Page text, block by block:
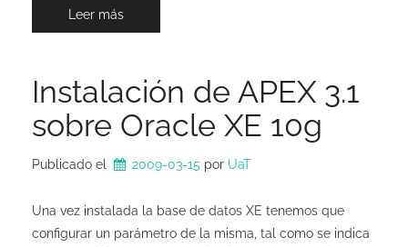
Leer más
Instalación de APEX 3.1
sobre Oracle XE 10g
Publicado el 2009-03-15 por UaT
Una vez instalada la base de datos XE tenemos que
configurar un parámetro de la misma, tal como se indica